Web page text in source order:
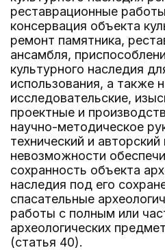
реставрационные
консервация объекта
ремонт памятника,
ансамбля,
культурного наследия
использования, а также
исследовательские,
проектные и
научно-методическое
технический и
невозможности
сохранность объекта
наследия под его
спасательные
работы с полным или
археологических
(статья 40).